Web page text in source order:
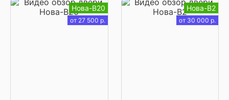
Нова-В20
от 27 500 р.
Нова-В2
от 30 000 р.